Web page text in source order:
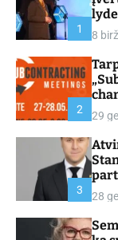
1 8
2 29
3 28